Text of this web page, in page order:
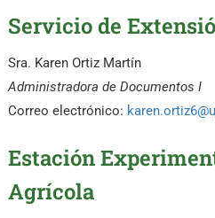
Servicio de
Sra. Karen Ortiz Martín
Administradora de Documentos I
Correo electrónico:
Estación
Agrícola